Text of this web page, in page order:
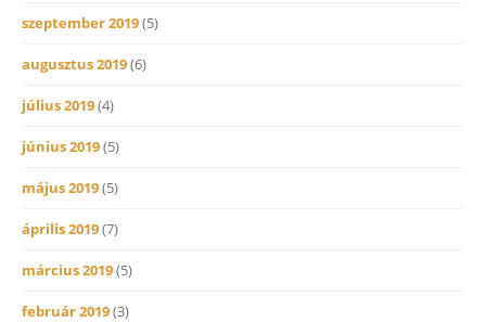
szeptember 2019(5)
augusztus 2019(6)
július 2019(4)
június 2019(5)
május 2019(5)
április 2019(7)
március 2019(5)
február 2019(3)